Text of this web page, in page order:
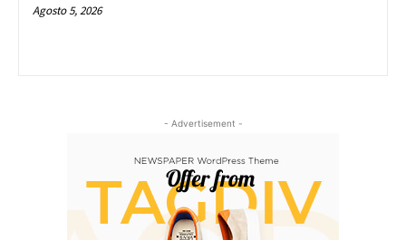
Agosto 5, 2026
- Advertisement -